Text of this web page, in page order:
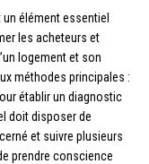
élément essentiel
les acheteurs et
logement et son
méthodes principales :
établir un diagnostic
doit disposer de
et suivre plusieurs
prendre conscience